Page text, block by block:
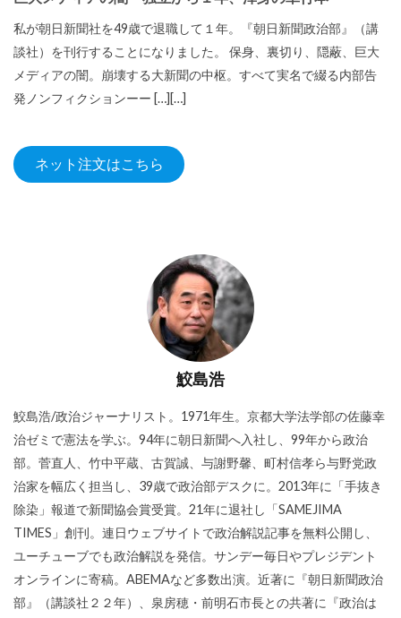
私が朝日新聞社を49歳で退職して１年。『朝日新聞政治部』（講
談社）を刊行することになりました。 保身、裏切り、隠蔽、巨大
メディアの闇。崩壊する大新聞の中枢。すべて実名で綴る内部告
発ノンフィクションーー […][…]
ネット注文はこちら
鮫島浩
鮫島浩/政治ジャーナリスト。1971年生。京都大学法学部の佐藤幸
治ゼミで憲法を学ぶ。94年に朝日新聞へ入社し、99年から政治
部。菅直人、竹中平蔵、古賀誠、与謝野馨、町村信孝ら与野党政
治家を幅広く担当し、39歳で政治部デスクに。2013年に「手抜き
除染」報道で新聞協会賞受賞。21年に退社し「SAMEJIMA
TIMES」創刊。連日ウェブサイトで政治解説記事を無料公開し、
ユーチューブでも政治解説を発信。サンデー毎日やプレジデント
オンラインに寄稿。ABEMAなど多数出演。近著に『朝日新聞政治
部』（講談社２２年）、泉房穂・前明石市長との共著に『政治は